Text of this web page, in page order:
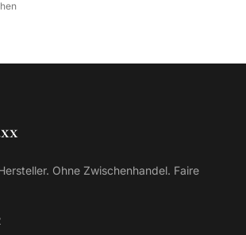
Ohne Zwischenhandel. Faire